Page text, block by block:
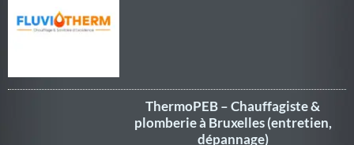
ThermoPEB – Chauffagiste &
plomberie à Bruxelles (entretien,
dépannage)